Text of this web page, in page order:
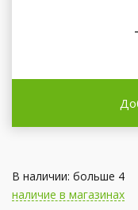
В наличии: больше 4
наличие в магазинах